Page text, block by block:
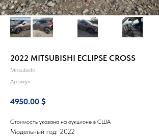
2022 MITSUBISHI ECLIPSE CROSS
Mitsubishi
Артикул:
4950.00 $
Стоимость указана на аукционе в США
Модельный год: 2022